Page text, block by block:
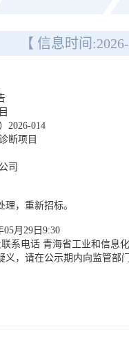
【 信息时间:
2026-014
断项目
司
理，重新招标。
05月29日9:30
系电话 青海省工业和信息
义，请在公示期内向监管部